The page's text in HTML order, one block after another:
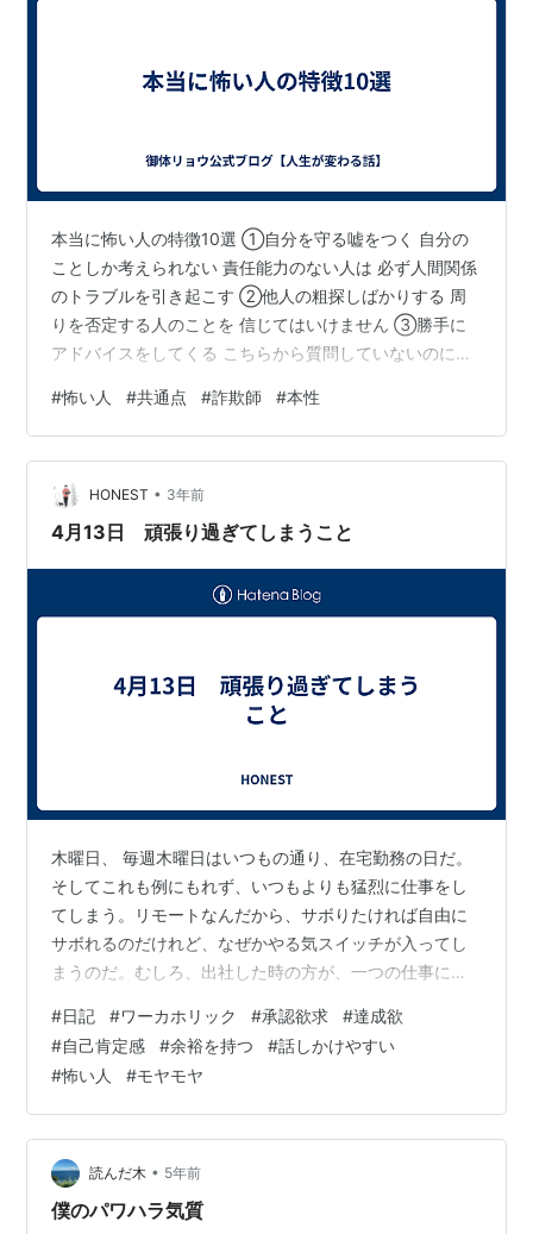
本当に怖い人の特徴10選 ①自分を守る嘘をつく 自分の
ことしか考えられない 責任能力のない人は 必ず人間関係
のトラブルを引き起こす ②他人の粗探しばかりする 周
りを否定する人のことを 信じてはいけません ③勝手に
アドバイスをしてくる こちらから質問していないのに
ってきて 相手をコントロールしようとする ④愚痴を言
う 自分が少しでも 対象より優位に立とうとしている 心
理が働いている ⑤都合のいい話を持ってくる わざわざ
向こうから アプローチしてくるのは 本人が得する仕組み
だから ⑥手段を選ばない 自分の欲を満たすためなら 何
#怖い人 #共通点 #詐欺師 #本性
HONEST • 3年前
4月13日 頑張り過ぎてしまうこと
木曜日、 毎週木曜日はいつもの通り、在宅勤務の日だ。
そしてこれも例にもれず、いつもよりも猛烈に仕事をし
てしまう。リモートなんだから、サボりたければ自由に
サボれるのだけれど、なぜかやる気スイッチが入ってし
まうのだ。むしろ、出社した時の方が、一つの仕事に取
ら、あまり効率的ではない。 なんで、こんなにのめり込
んでしまうのだろうか。 恐らく、僕の場合は仕事で自己
実現欲求や承認欲求が強いのだと思う。 入社して8か
月。まだまだ分からない仕事は多いし、やること・聞く
ことのほとんどが初めての経験になる。つまり、勝手が
分からない状態の中取り組んでいるのだ。それにも…
#日記 #ワーカホリック #承認欲求 #達成欲
#自己肯定感 #余裕を持つ #話しかけやすい
#怖い人 #モヤモヤ
読んだ木 • 5年前
僕のパワハラ気質